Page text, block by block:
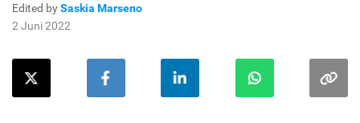
Edited bySaskia Marseno
2 Juni 2022